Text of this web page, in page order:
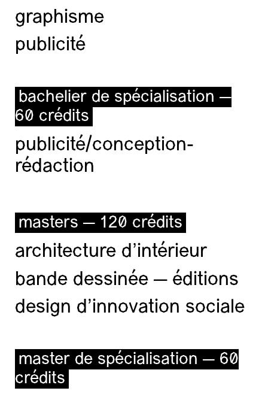
graphisme
publicité
bachelier de spécialisation —
60 crédits
publicité/conception-
rédaction
masters — 120 crédits
architecture d’intérieur
bande dessinée — éditions
design d'innovation sociale
master de spécialisation — 60
crédits